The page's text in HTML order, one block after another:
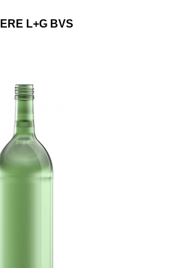
L+G BVS